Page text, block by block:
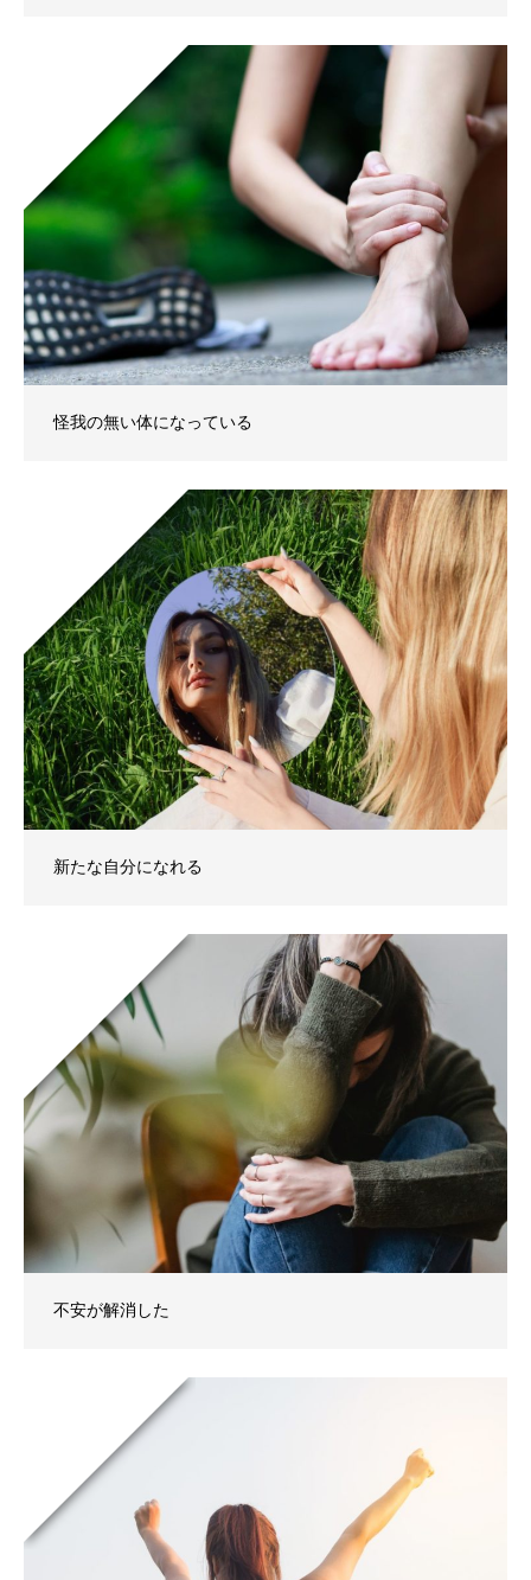
怪我の無い体になっている
新たな自分になれる
不安が解消した